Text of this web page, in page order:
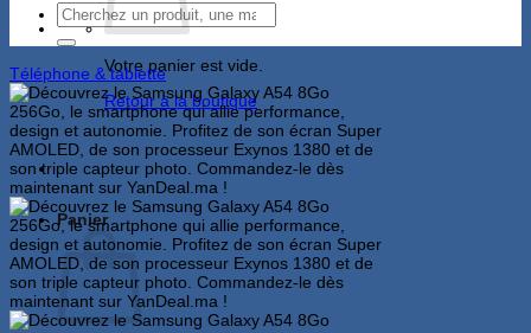
Votre panier est vide.
Retour à la boutique
Panier
Recherche
pour :
Téléphone & tablette